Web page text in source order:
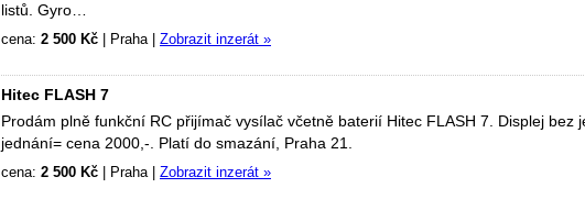
listů. Gyro…
cena: 2 500 Kč Praha| Zobrazit inzerát »
Hitec FLASH 7
Prodám plně funkční RC přijímač vysílač včetně baterií Hitec FLASH 7. Displej bez
jednání= cena 2000,-. Platí do smazání, Praha 21.
cena: 2 500 Kč Praha| Zobrazit inzerát »